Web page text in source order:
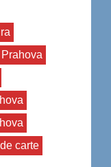
carte